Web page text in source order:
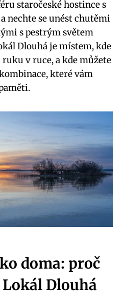
staročeské hostince s
nechte se unést chutěmi
s pestrým světem
Dlouhá je místem, kde
v ruce, a kde můžete
které vám
doma: proč
Dlouhá